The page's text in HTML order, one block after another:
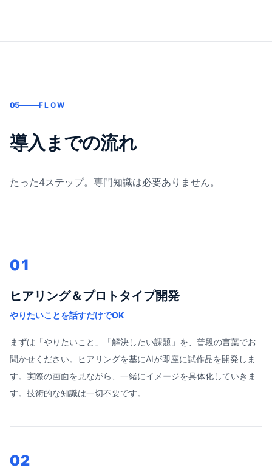
05 FLOW
導入までの流れ
たった4ステップ。専門知識は必要ありません。
01
ヒアリング＆プロトタイプ開発
やりたいことを話すだけでOK
まずは「やりたいこと」「解決したい課題」を、普段の言葉でお
聞かせください。ヒアリングを基にAIが即座に試作品を開発しま
す。実際の画面を見ながら、一緒にイメージを具体化していきま
す。技術的な知識は一切不要です。
02